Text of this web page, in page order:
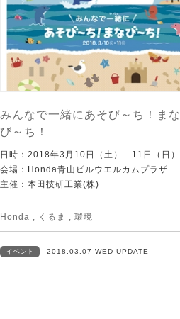
みんなで一緒にあそび～ち！まな
び～ち！
日時：2018年3月10日（土）－11日（日）
会場：Honda青山ビルウエルカムプラザ
主催：本田技研工業(株)
Honda , くるま , 環境
イベント 2018.03.07 WED UPDATE